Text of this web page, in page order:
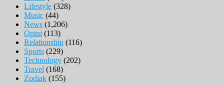
Lifestyle (328)
Music (44)
News (1,206)
Opini (113)
Relationship (116)
Sports (229)
Technology (202)
Travel (168)
Zodiak (155)